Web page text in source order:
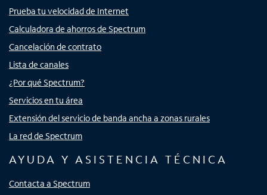
Prueba tu velocidad de Internet
Calculadora de ahorros de Spectrum
Cancelación de contrato
Lista de canales
¿Por qué Spectrum?
Servicios en tu área
Extensión del servicio de banda ancha a zonas rurales
La red de Spectrum
AYUDA Y ASISTENCIA TÉCNICA
Contacta a Spectrum